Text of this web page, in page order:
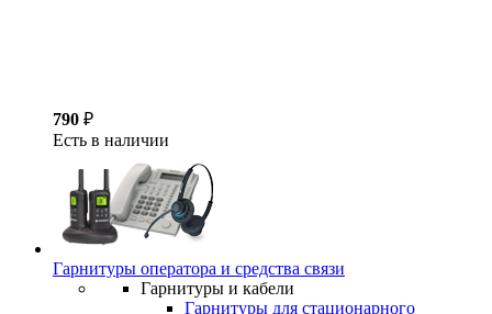
790 ₽
Есть в наличии
Гарнитуры оператора и средства связи
Гарнитуры и кабели
Гарнитуры для стационарного